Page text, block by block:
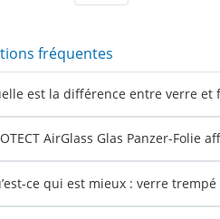
fréquentes
est la différence entre verre et
AirGlass Glas Panzer-Folie
ce qui est mieux : verre